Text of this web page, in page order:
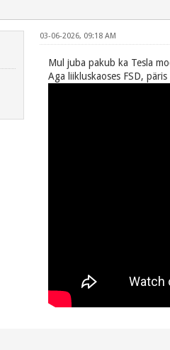
03-06-2026, 09:18 AM
Mul juba pakub ka Tesla
Aga liikluskaoses FSD,